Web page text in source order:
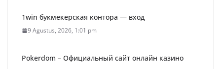
1win букмекерская контора — вход
9 Agustus, 2026, 1:01 pm
Pokerdom – Официальный сайт онлайн казино